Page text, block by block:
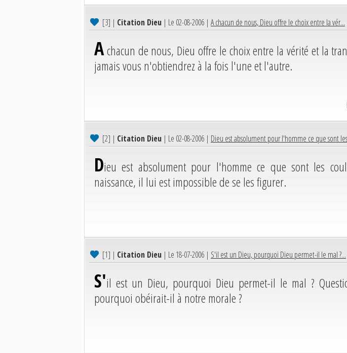
[3] | Citation Dieu | Le 02-08-2006 | A chacun de nous, Dieu offre le choix entre la vér...
Achacun de nous, Dieu offre le choix entre la vérité et la
jamais vous n'obtiendrez à la fois l'une et l'autre.
[2] | Citation Dieu | Le 02-08-2006 | Dieu est absolument pour l'homme ce que sont
Dieu est absolument pour l'homme ce que sont les
naissance, il lui est impossible de se les figurer.
[1] | Citation Dieu | Le 18-07-2006 | S'il est un Dieu, pourquoi Dieu permet-il le mal ?...
S'il est un Dieu, pourquoi Dieu permet-il le mal ?
pourquoi obéirait-il à notre morale ?